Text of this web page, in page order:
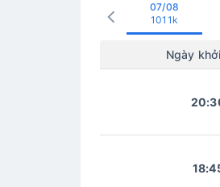
07/08
1011k
Ngày